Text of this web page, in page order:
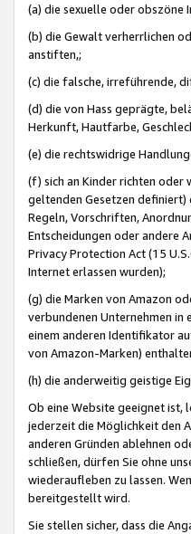
(a) die sexuelle oder obszöne
(b) die Gewalt verherrlichen
anstiften,;
(c) die falsche, irreführende,
(d) die von Hass geprägte,
Herkunft, Hautfarbe,
(e) die rechtswidrige
(f) sich an Kinder richten oder
geltenden Gesetzen
Regeln, Vorschriften,
Entscheidungen oder andere
Privacy Protection Act (15
Internet erlassen wurden);
(g) die Marken von Amazon
verbundenen Unternehmen in
einem anderen Identifikator
von Amazon-Marken)
(h) die anderweitig geistige
Ob eine Website geeignet ist,
jederzeit die Möglichkeit den
anderen Gründen ablehnen
schließen, dürfen Sie ohne
wiederaufleben zu lassen.
bereitgestellt wird.
Sie stellen sicher, dass die